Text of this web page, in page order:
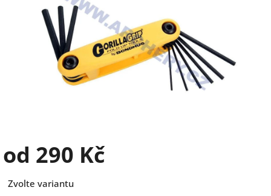
hvězdiček.
od 290 Kč
cena:
Zvolte variantu